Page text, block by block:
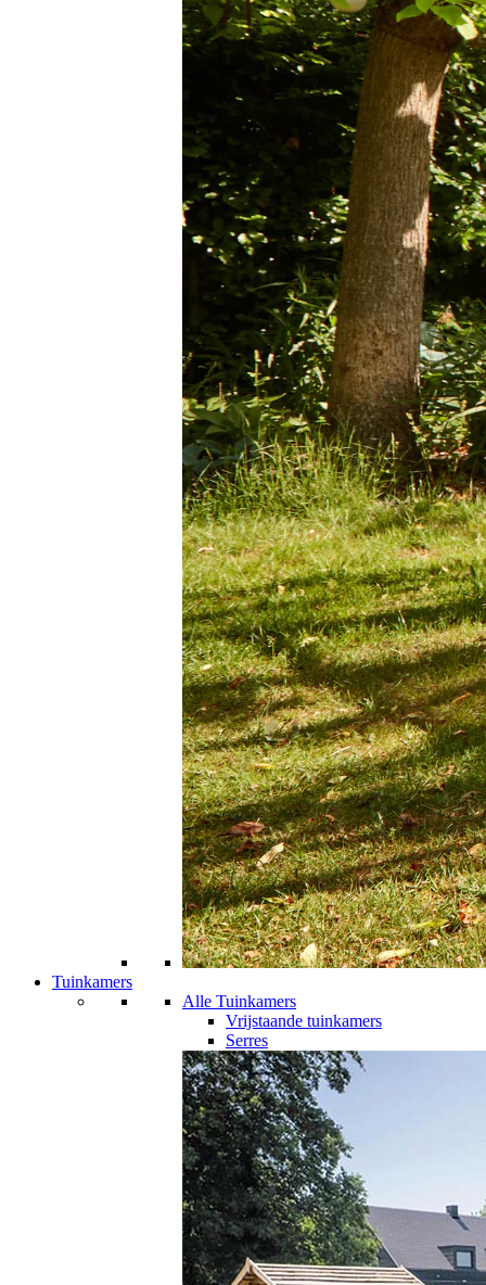
Tuinkamers
Alle Tuinkamers
Vrijstaande tuinkamers
Serres